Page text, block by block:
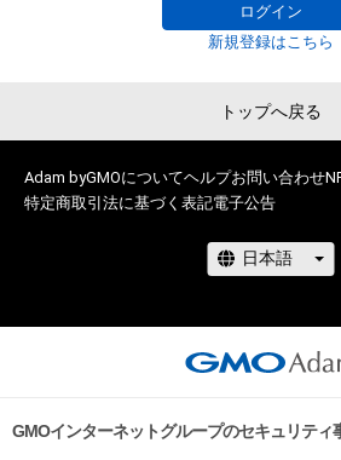
ログイン
新規登録はこちら
トップへ戻る
Adam byGMOについてヘルプお問い合わせ
特定商取引法に基づく表記電子公告
GMOインターネットグループのセキュリティ